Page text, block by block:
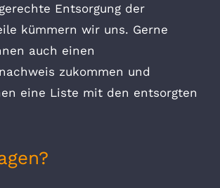
Entsorgung der
kümmern wir uns. Gerne
auch einen
zukommen und
eine Liste mit den entsorgten